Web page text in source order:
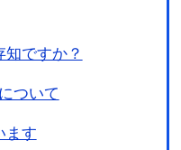
ですか？
ついて
ます